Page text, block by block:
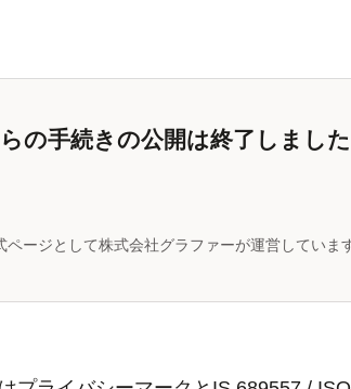
の手続きの公開は終了しました
ページとして株式会社グラファーが運営しています